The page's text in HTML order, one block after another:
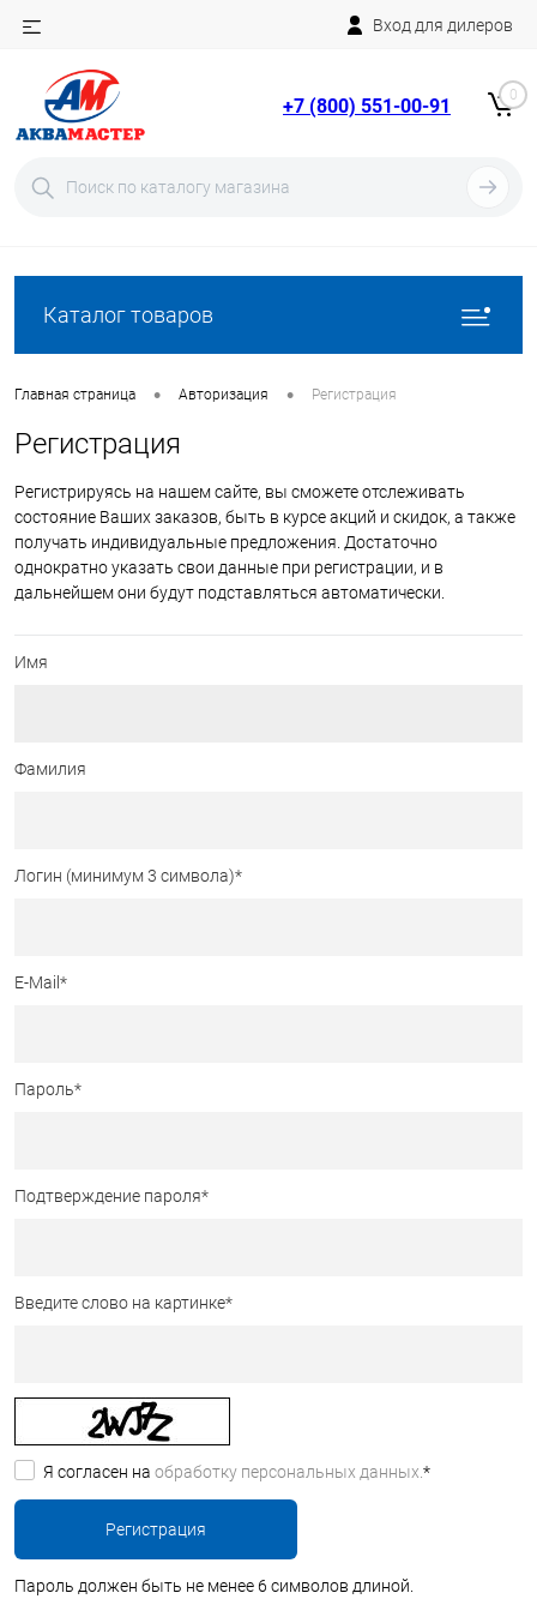
Вход для дилеров
+7 (800) 551-00-91 0
Каталог товаров
Главная страница • Авторизация • Регистрация
Регистрация
Регистрируясь на нашем сайте, вы сможете отслеживать
состояние Ваших заказов, быть в курсе акций и скидок, а также
получать индивидуальные предложения. Достаточно
однократно указать свои данные при регистрации, и в
дальнейшем они будут подставляться автоматически.
Имя
Фамилия
Логин (минимум 3 символа)*
E-Mail *
Пароль*
Подтверждение пароля*
Введите слово на картинке*
Я согласен на обработку персональных данных. *
Пароль должен быть не менее 6 символов длиной.